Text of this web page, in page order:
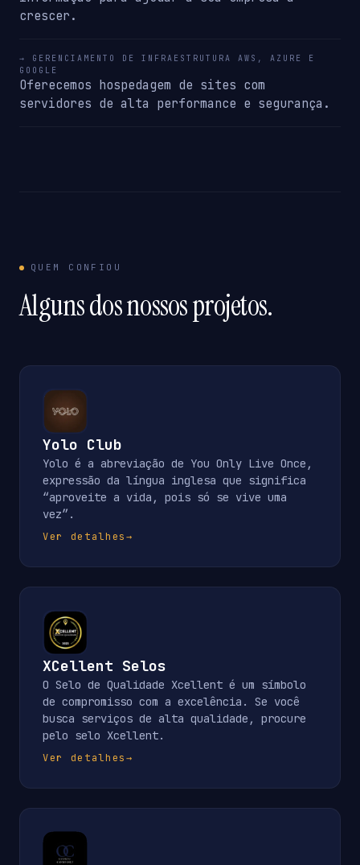
crescer.
→ GERENCIAMENTO DE INFRAESTRUTURA AWS, AZURE E
GOOGLE
Oferecemos hospedagem de sites com
servidores de alta performance e segurança.
QUEM CONFIOU
Alguns dos nossos projetos.
Yolo Club
Yolo é a abreviação de You Only Live Once,
expressão da língua inglesa que significa
“aproveite a vida, pois só se vive uma
vez”.
Ver detalhes→
XCellent Selos
O Selo de Qualidade Xcellent é um símbolo
de compromisso com a excelência. Se você
busca serviços de alta qualidade, procure
pelo selo Xcellent.
Ver detalhes→